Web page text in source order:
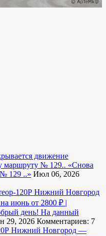
движение
маршруту № 129.. «Снова
129 ..» Июл 06, 2026
120Р Нижний Новгород
июнь от 2800 ₽ |
день! На данный
29, 2026 Комментариев: 7
Нижний Новгород —